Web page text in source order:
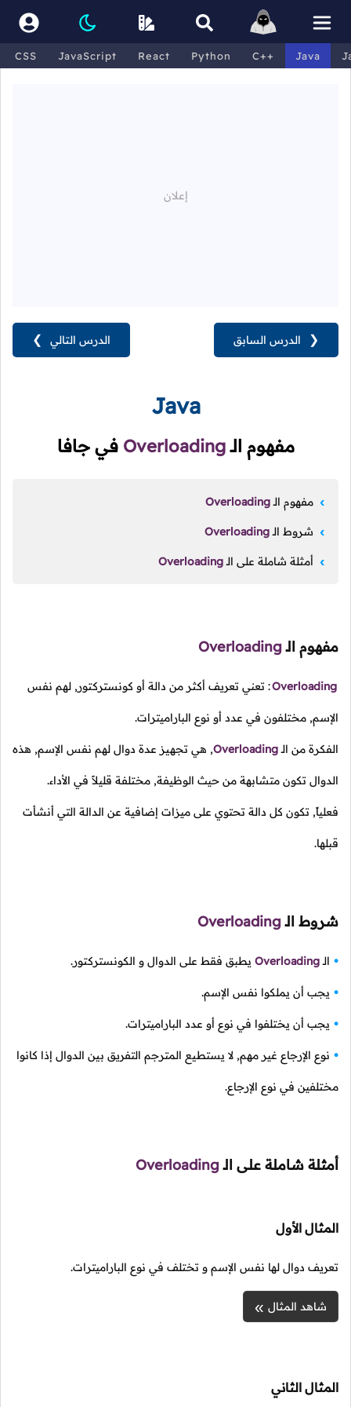
CSS JavaScript React Python C++ Java
الدرس التالي ❯ ❮ الدرس السابق
Java
مفهوم الـOverloading في جافا
مفهوم الـOverloading
شروط الـOverloading
أمثلة شاملة على الـOverloading
مفهوم الـOverloading
Overloading: تعني تعريف أكثر من دالة أو كونستركتور, لهم نفس
الإسم, مختلفون في عدد أو نوع الباراميترات.
الفكرة من الـOverloading
, هي تجهيز عدة دوال لهم نفس الإسم, هذه
الدوال تكون متشابهة من حيث الوظيفة, مختلفة قليلاً في الأداء.
فعلياً, تكون كل دالة تحتوي على ميزات إضافية عن الدالة التي أنشأت
قبلها.
شروط الـOverloading
الـOverloading يطبق فقط على الدوال و الكونستركتور.
يجب أن يملكوا نفس الإسم.
يجب أن يختلفوا في نوع أو عدد الباراميترات.
نوع الإرجاع غير مهم, لا يستطيع المترجم التفريق بين الدوال إذا كانوا
مختلفين في نوع الإرجاع.
أمثلة شاملة على الـOverloading
المثال الأول
تعريف دوال لها نفس الإسم و تختلف في نوع الباراميترات.
شاهد المثال
المثال الثاني